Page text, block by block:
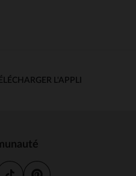
L'APPLI